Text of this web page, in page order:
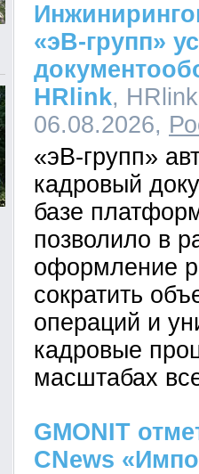
«эВ-групп»
HRlink,
06.08.2026,
«эВ-групп»
кадровый
базе
позволило в
оформление
сократить
операций и
кадровые
масштабах
GMONIT
CNews